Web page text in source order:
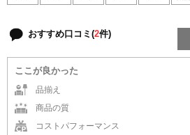
おすすめ口コミ(2件)
ここが良かった
品揃え
商品の質
コストパフォーマンス